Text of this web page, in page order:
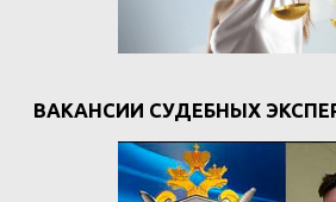
ВАКАНСИИ СУДЕБНЫХ